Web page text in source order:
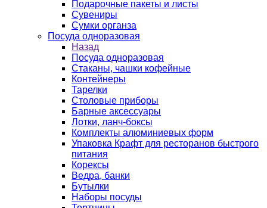
Подарочные пакеты и листы
Сувениры
Сумки органза
Посуда одноразовая
Назад
Посуда одноразовая
Стаканы, чашки кофейные
Контейнеры
Тарелки
Столовые приборы
Барные аксессуары
Лотки, ланч-боксы
Комплекты алюминиевых форм
Упаковка Крафт для ресторанов быстрого
питания
Корексы
Ведра, банки
Бутылки
Наборы посуды